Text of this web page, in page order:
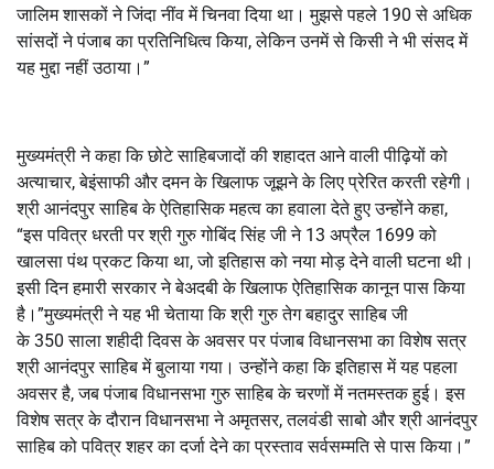
जालिम शासकों ने जिंदा नींव में चिनवा दिया था। मुझसे पहले 190 से अधिक
सांसदों ने पंजाब का प्रतिनिधित्व किया,लेकिन उनमें से किसी ने भी संसद में
यह मुद्दा नहीं उठाया।”
मुख्यमंत्री ने कहा कि छोटे साहिबजादों की शहादत आने वाली पीढ़ियों को
अत्याचार,बेइंसाफी और दमन के खिलाफ जूझने के लिए प्रेरित करती रहेगी।
श्री आनंदपुर साहिब के ऐतिहासिक महत्व का हवाला देते हुए उन्होंने कहा,
“इस पवित्र धरती पर श्री गुरु गोबिंद सिंह जी ने 13 अप्रैल 1699 को
खालसा पंथ प्रकट किया था,जो इतिहास को नया मोड़ देने वाली घटना थी।
इसी दिन हमारी सरकार ने बेअदबी के खिलाफ ऐतिहासिक कानून पास किया
है।”मुख्यमंत्री ने यह भी चेताया कि श्री गुरु तेग बहादुर साहिब जी
के350 साला शहीदी दिवस के अवसर पर पंजाब विधानसभा का विशेष सत्र
श्री आनंदपुर साहिब में बुलाया गया। उन्होंने कहा कि इतिहास में यह पहला
अवसर है,जब पंजाब विधानसभा गुरु साहिब के चरणों में नतमस्तक हुई। इस
विशेष सत्र के दौरान विधानसभा ने अमृतसर,तलवंडी साबो और श्री आनंदपुर
साहिब को पवित्र शहर का दर्जा देने का प्रस्ताव सर्वसम्मति से पास किया।”